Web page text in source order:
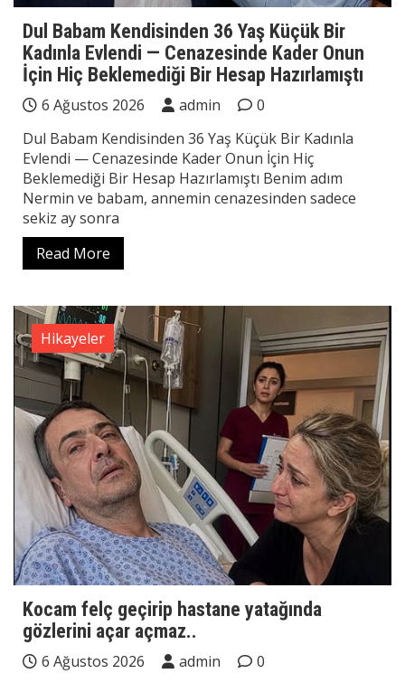
Dul Babam Kendisinden 36 Yaş Küçük Bir
Kadınla Evlendi — Cenazesinde Kader Onun
İçin Hiç Beklemediği Bir Hesap Hazırlamıştı
6 Ağustos 2026 admin
0
Dul Babam Kendisinden 36 Yaş Küçük Bir Kadınla
Evlendi — Cenazesinde Kader Onun İçin Hiç
Beklemediği Bir Hesap Hazırlamıştı Benim adım
Nermin ve babam, annemin cenazesinden sadece
sekiz ay sonra
Read More
Hikayeler
Kocam felç geçirip hastane yatağında
gözlerini açar açmaz..
6 Ağustos 2026 admin
0